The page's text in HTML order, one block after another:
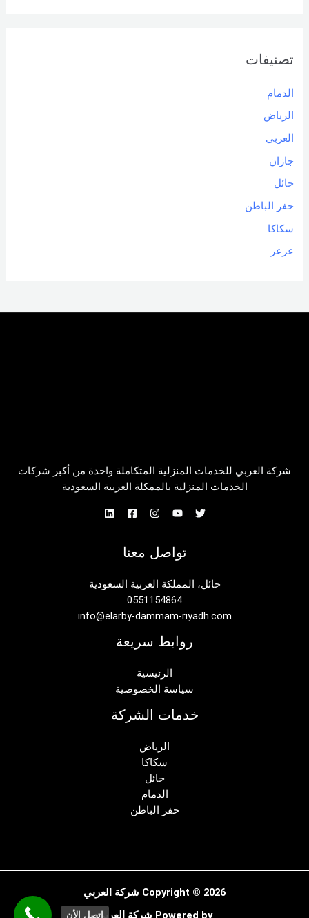
تصنيفات
الدمام
الرياض
العربي
جازان
حائل
حفر الباطن
سكاكا
عرعر
شركة العربي للخدمات المنزلية المتكاملة واحدة من أكبر شركات
الخدمات المنزلية بالممكلة العربية السعودية
تواصل معنا
حائل، المملكة العربية السعودية
0551154864
info@elarby-dammam-riyadh.com
روابط سريعة
الرئيسية
سياسة الخصوصية
خدمات الشركة
الرياض
سكاكا
حائل
الدمام
حفر الباطن
Copyright © 2026 شركة العربي
Powered by شركة العربي
اتصل الأن